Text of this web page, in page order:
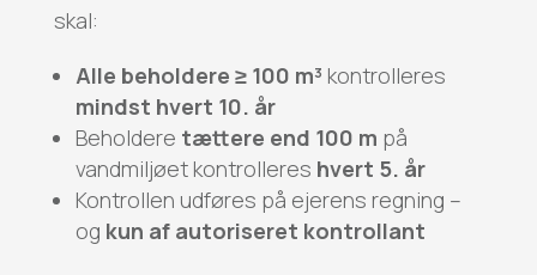
skal:
Alle beholdere ≥ 100 m³ kontrolleres
mindst hvert 10. år
Beholdere tættere end 100 m på
vandmiljøet kontrolleres hvert 5. år
Kontrollen udføres på ejerens regning –
og kun af autoriseret kontrollant